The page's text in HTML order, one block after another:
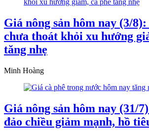
Giá nông sản hôm nay (3/
chưa thoát khỏi xu hướng
tăng nhẹ
Minh Hoàng
Giá nông sản hôm nay (31/
đảo chiều giảm mạnh, hồ